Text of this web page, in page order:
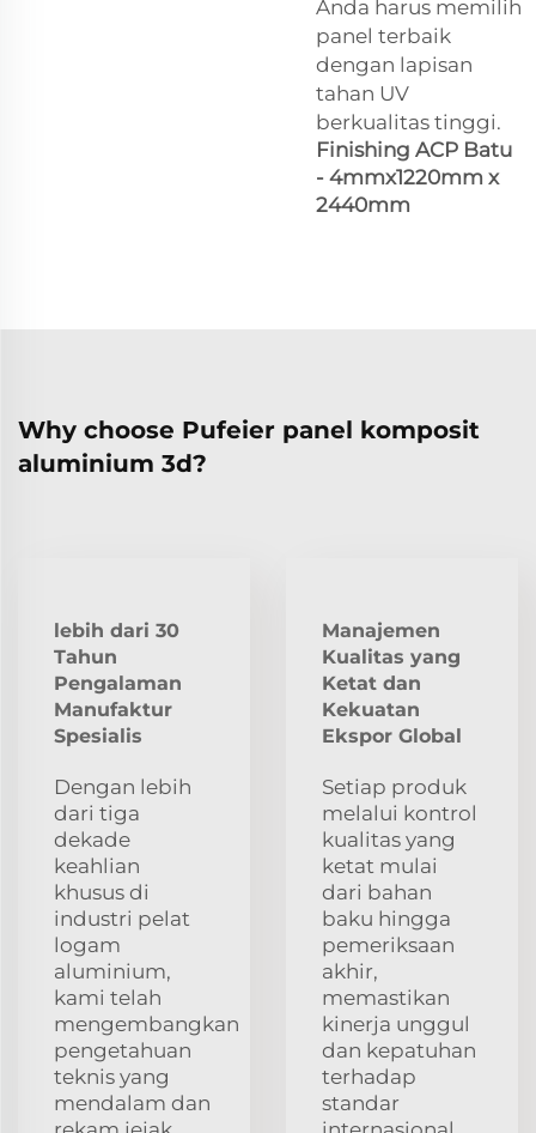
Anda harus memilih
panel terbaik
dengan lapisan
tahan UV
berkualitas tinggi.
Finishing ACP Batu
- 4mmx1220mm x
2440mm
Why choose Pufeier panel komposit
aluminium 3d?
lebih dari 30
Tahun
Pengalaman
Manufaktur
Spesialis
Dengan lebih
dari tiga
dekade
keahlian
khusus di
industri pelat
logam
aluminium,
kami telah
mengembangkan
pengetahuan
teknis yang
mendalam dan
Manajemen
Kualitas yang
Ketat dan
Kekuatan
Ekspor Global
Setiap produk
melalui kontrol
kualitas yang
ketat mulai
dari bahan
baku hingga
pemeriksaan
akhir,
memastikan
kinerja unggul
dan kepatuhan
terhadap
standar